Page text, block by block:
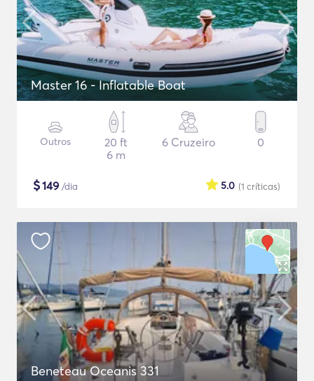
Master 16 - Inflatable Boat
Outros
20 ft
6 m
6 Cruzeiro 0
$149 /dia (1 críticas)
5.0
Beneteau Oceanis 331